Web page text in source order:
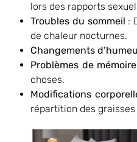
lors des rapports
Troubles du sommeil :
de chaleur nocturnes.
Changements
Problèmes de
choses.
Modifications
répartition des